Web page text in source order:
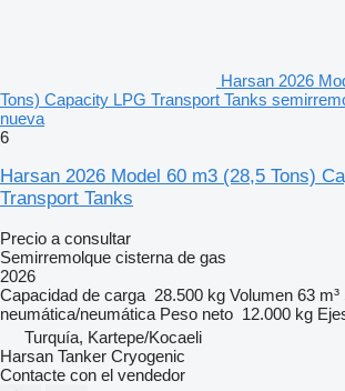
Harsan 2026
Tons) Capacity LPG Transport Tanks
nueva
6
Harsan 2026 Model 60 m3 (28,5 Tons)
Transport Tanks
Precio a consultar
Semirremolque cisterna de gas
2026
Capacidad de carga 28.500 kg Volumen 63 m³
neumática/neumática Peso neto 12.000 kg
Turquía, Kartepe/Kocaeli
Harsan Tanker Cryogenic
Contacte con el vendedor